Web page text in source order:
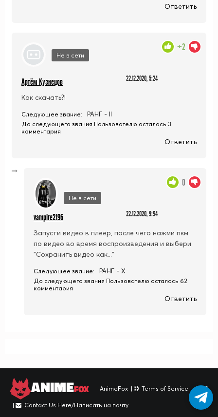
Ответить
Не в сети
Артём Кузнецов 22.12.2020, 5:24
Как скачать?!
+2
Следующее звание: РАНГ - II
До следующего звания Пользователю осталось 3
комментария
Ответить
Не в сети
vampire2196 22.12.2020, 9:54
Запусти видео в плеер, после чего нажми пкм
по видео во время воспроизведения и выбери
"Сохранить видео как..."
0
Следующее звание: РАНГ - X
До следующего звания Пользователю осталось 62
комментария
Ответить
ANIMEFOX AnimeFox | Terms of Service -> TOS
| Contact Us Here/Написать на почту